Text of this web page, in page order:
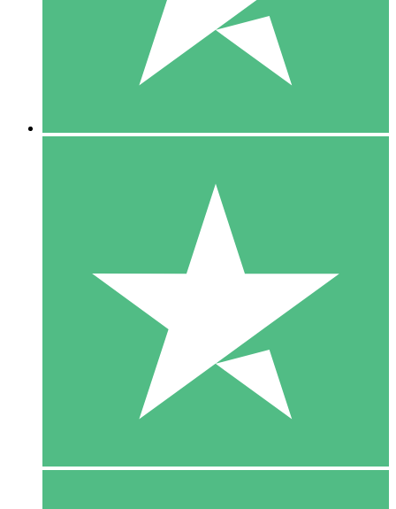
10 00
10 Descargas
20 00